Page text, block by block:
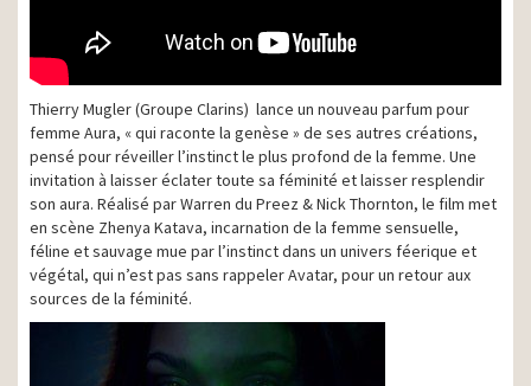
Thierry Mugler (Groupe Clarins) lance un nouveau parfum pour
femme Aura, « qui raconte la genèse » de ses autres créations,
pensé pour réveiller l’instinct le plus profond de la femme. Une
invitation à laisser éclater toute sa féminité et laisser resplendir
son aura. Réalisé par Warren du Preez & Nick Thornton, le film met
en scène Zhenya Katava, incarnation de la femme sensuelle,
féline et sauvage mue par l’instinct dans un univers féerique et
végétal, qui n’est pas sans rappeler Avatar, pour un retour aux
sources de la féminité.